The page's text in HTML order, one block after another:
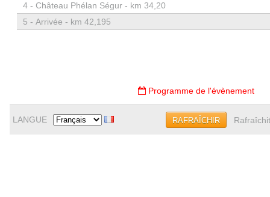
4 - Château Phélan Ségur - km 34,20
5 - Arrivée - km 42,195
Programme de l'évènement
LANGUE RAFRAÎCHIR